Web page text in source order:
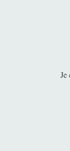
Je